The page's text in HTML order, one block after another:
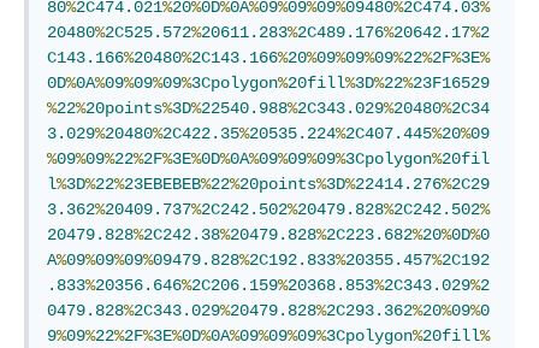
80%2C474.021%20%0D%0A%09%09%09%09480%2C474.03%
20480%2C525.572%20611.283%2C489.176%20642.17%2
C143.166%20480%2C143.166%20%09%09%09%22%2F%3E%
0D%0A%09%09%09%3Cpolygon%20fill%3D%22%23F16529
%22%20points%3D%22540.988%2C343.029%20480%2C34
3.029%20480%2C422.35%20535.224%2C407.445%20%09
%09%09%22%2F%3E%0D%0A%09%09%09%3Cpolygon%20fil
l%3D%22%23EBEBEB%22%20points%3D%22414.276%2C29
3.362%20409.737%2C242.502%20479.828%2C242.502%
20479.828%2C242.38%20479.828%2C223.682%20%0D%0
A%09%09%09%09479.828%2C192.833%20355.457%2C192
.833%20356.646%2C206.159%20368.853%2C343.029%2
0479.828%2C343.029%20479.828%2C293.362%20%09%0
9%09%22%2F%3E%0D%0A%09%09%09%3Cpolygon%20fill%